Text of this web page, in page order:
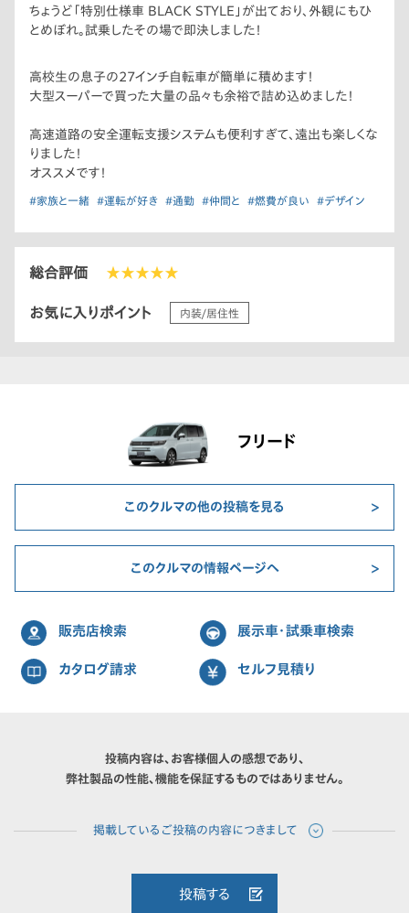
ちょうど「特別仕様車 BLACK STYLE」が出ており、外観にもひ
とめぼれ。試乗したその場で即決しました！
高校生の息子の27インチ自転車が簡単に積めます！
大型スーパーで買った大量の品々も余裕で詰め込めました！
高速道路の安全運転支援システムも便利すぎて、遠出も楽しくな
りました！
オススメです！
#家族と一緒 #運転が好き #通勤 #仲間と #燃費が良い #デザイン
総合評価 ★★★★★
お気に入りポイント 内装/居住性
フリード
このクルマの他の投稿を見る
このクルマの情報ページへ
販売店検索 展示車・試乗車検索
カタログ請求 セルフ見積り
投稿内容は、お客様個人の感想であり、
弊社製品の性能、機能を保証するものではありません。
投稿する